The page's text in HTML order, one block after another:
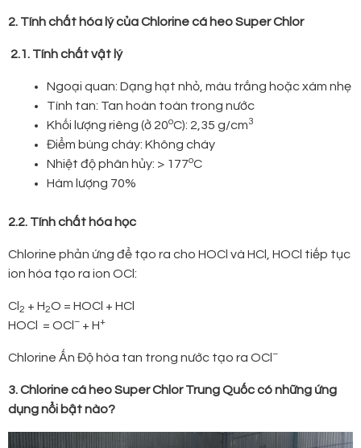
2. Tính chất hóa lý của Chlorine cá heo Super Chlor
2.1. Tính chất vật lý
Ngoại quan: Dạng hạt nhỏ, màu trắng hoặc xám nhẹ
Tính tan: Tan hoàn toàn trong nước
Khối lượng riêng (ở 20oC): 2,35 g/cm3
Điểm bùng cháy: Không cháy
Nhiệt độ phân hủy: > 177oC
Hàm lượng 70%
2.2. Tính chất hóa học
Chlorine phản ứng để tạo ra cho HOCl và HCl, HOCl tiếp tục
ion hóa tạo ra ion OCl:
Cl2 + H2O = HOCl + HCl
HOCl = OCl– + H+
Chlorine Ấn Độ hòa tan trong nước tạo ra OCl–
3. Chlorine cá heo Super Chlor Trung Quốc có những ứng
dụng nổi bật nào?